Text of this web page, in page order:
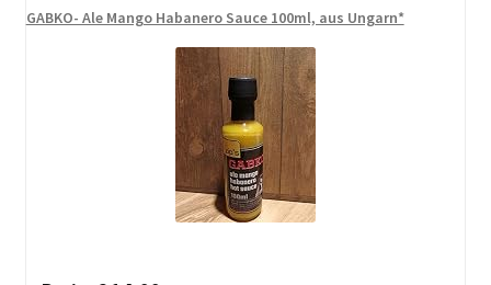
GABKO- Ale Mango Habanero Sauce 100ml, aus Ungarn*